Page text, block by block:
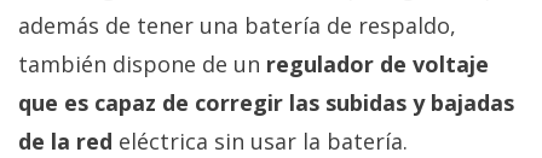
además de tener una batería de respaldo,
también dispone de un regulador de voltaje
que es capaz de corregir las subidas y bajadas
de la red eléctrica sin usar la batería.